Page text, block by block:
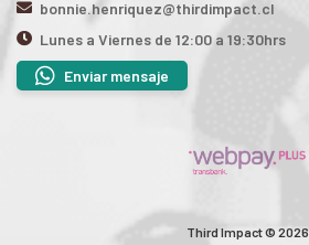
bonnie.henriquez@thirdimpact.cl
Lunes a Viernes de 12:00 a 19:30hrs
Enviar mensaje
Third Impact © 2026